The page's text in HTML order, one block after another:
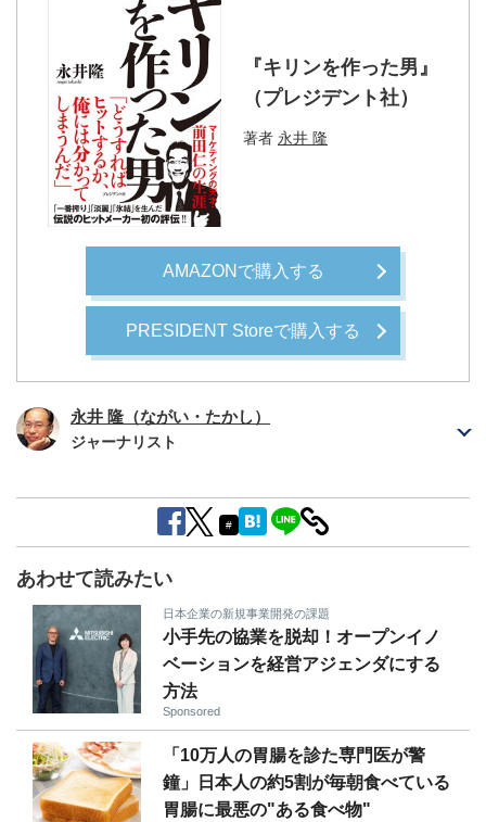
『キリンを作った男』
（プレジデント社）
著者 永井 隆
AMAZONで購入する
PRESIDENT Storeで購入する
永井 隆（ながい・たかし）
ジャーナリスト
#
あわせて読みたい
日本企業の新規事業開発の課題
小手先の協業を脱却！オープンイノ
ベーションを経営アジェンダにする
方法
Sponsored
「10万人の胃腸を診た専門医が警
鐘」日本人の約5割が毎朝食べている
胃腸に最悪の"ある食べ物"